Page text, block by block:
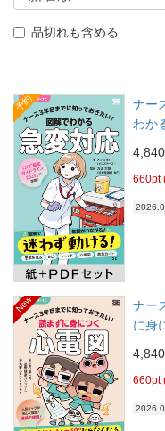
品切れも含める
予約
ナー
わか
4,840
660pt
New
ナー
に身
4,840
660pt